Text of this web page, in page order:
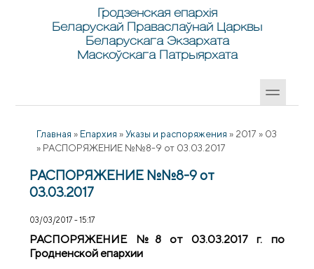
Гродзенская епархія
Беларускай Праваслаўнай Царквы
Беларускага Экзархата
Маскоўскага Патрыярхата
Главная » Епархия » Указы и распоряжения » 2017 » 03
» РАСПОРЯЖЕНИЕ №№8-9 от 03.03.2017
РАСПОРЯЖЕНИЕ №№8-9 от
03.03.2017
03/03/2017 - 15:17
РАСПОРЯЖЕНИЕ №8 от 03.03.2017 г. по
Гродненской епархии